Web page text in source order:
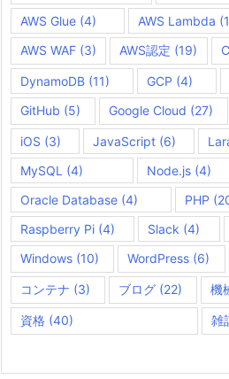
AWS Glue (4) AWS Lambda
AWS WAF (3) AWS認定 (19)
DynamoDB (11) GCP (4)
GitHub (5) Google Cloud (27)
iOS (3) JavaScript(6)
MySQL (4) Node.js(4)
Oracle Database (4) PHP
Raspberry Pi (4) Slack (4)
Windows (10) WordPress (6)
コンテナ (3) ブログ(22) 機
資格 (40) 雑